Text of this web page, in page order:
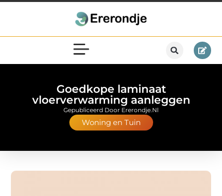
Goedkope laminaat
vloerverwarming aanleggen
Woning en Tuin
Gepubliceerd Door Ererondje.nl